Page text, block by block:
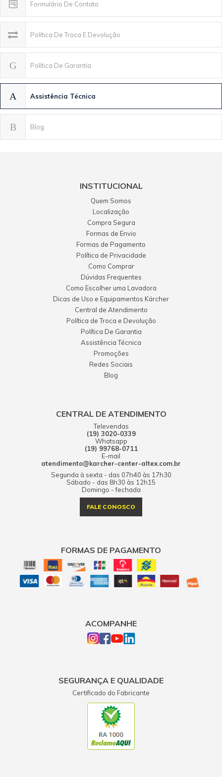
Formulário De Contato
Política De Troca E Devolução
Política De Garantia
Assistência Técnica
Blog
INSTITUCIONAL
Quem Somos
Localização
Compra Segura
Formas de Envio
Formas de Pagamento
Política de Privacidade
Como Comprar
Dúvidas Frequentes
Como Escolher uma Lavadora
Dicas de Uso e Equipamentos Kärcher
Central de Atendimento
Política de Troca e Devolução
Política De Garantia
Assistência Técnica
Promoções
Redes Sociais
Blog
CENTRAL DE ATENDIMENTO
Televendas
(19) 3020-0339
Whatsapp
(19) 99768-0711
E-mail
atendimento@karcher-center-altex.com.br
Segunda à sexta - das 07h40 às 17h30
Sábado - das 8h30 às 12h15
Domingo - fechada
FALE CONOSCO
FORMAS DE PAGAMENTO
ACOMPANHE
SEGURANÇA E QUALIDADE
Certificado do Fabricante